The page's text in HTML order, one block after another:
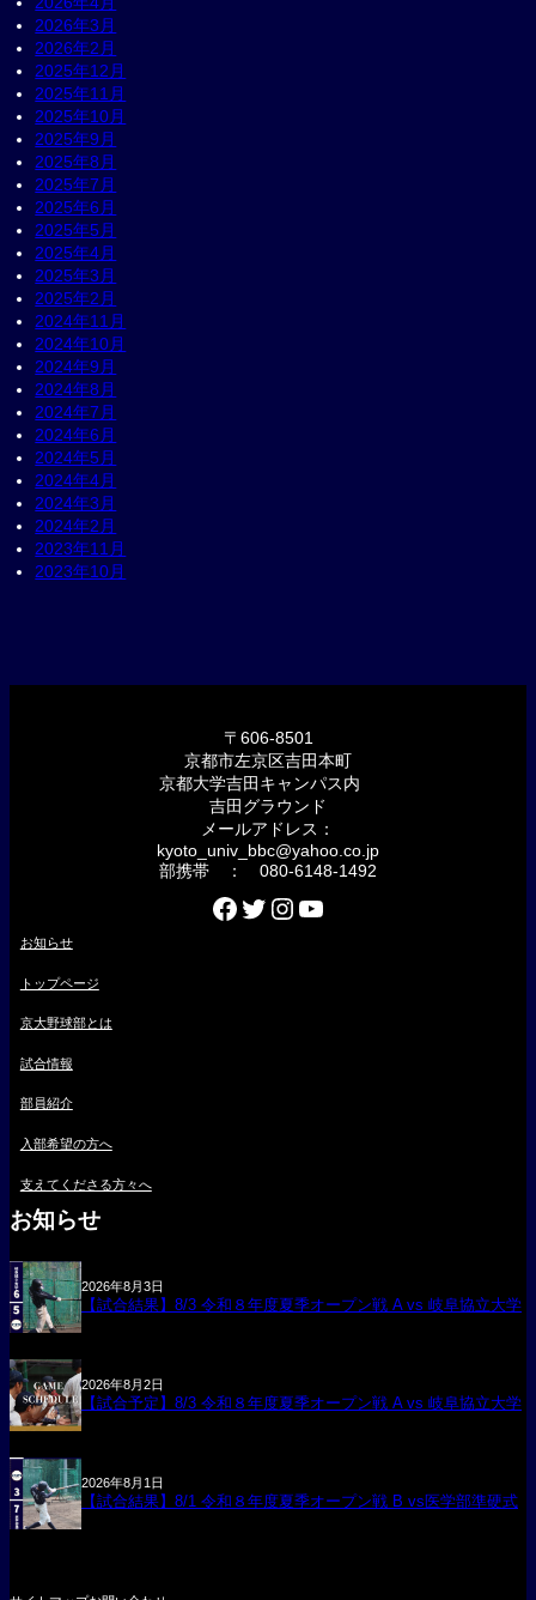
2026年3月
2026年2月
2025年12月
2025年11月
2025年10月
2025年9月
2025年8月
2025年7月
2025年6月
2025年5月
2025年4月
2025年3月
2025年2月
2024年11月
2024年10月
2024年9月
2024年8月
2024年7月
2024年6月
2024年5月
2024年4月
2024年3月
2024年2月
2023年11月
2023年10月
〒606-8501
京都市左京区吉田本町
京都大学吉田キャンパス内
吉田グラウンド
メールアドレス：
kyoto_univ_bbc@yahoo.co.jp
部携帯 ： 080-6148-1492
Facebook Twitter Instagram YouTube
お知らせ
トップページ
京大野球部とは
試合情報
部員紹介
入部希望の方へ
支えてくださる方々へ
お知らせ
2026年8月3日
【試合結果】8/3 令和８年度夏季オープン戦 A vs 岐阜協立大学
2026年8月2日
【試合予定】8/3 令和８年度夏季オープン戦 A vs 岐阜協立大学
2026年8月1日
【試合結果】8/1 令和８年度夏季オープン戦 B vs医学部準硬式